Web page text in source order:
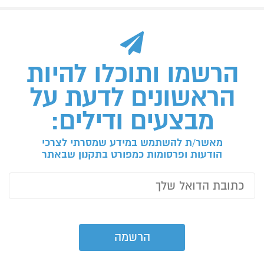
הרשמו ותוכלו להיות
הראשונים לדעת על
מבצעים ודילים:
מאשר/ת להשתמש במידע שמסרתי לצרכי
הודעות ופרסומות כמפורט בתקנון שבאתר